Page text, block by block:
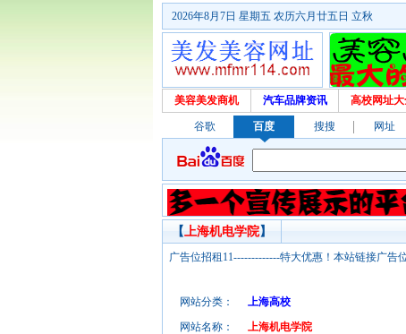
2026年8月7日 星期五 农历六月廿五日 立秋
美容美发商机 汽车品牌资讯 高校网址大
谷歌 百度 搜搜 网址
【上海机电学院】
广告位招租11-------------特大优惠！本站链接广告
网站分类：
上海高校
网站名称： 上海机电学院